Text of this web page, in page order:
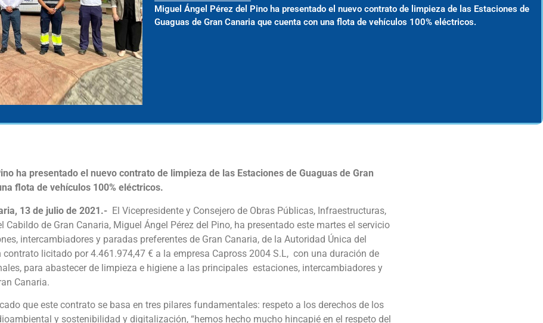
Miguel Ángel Pérez del Pino ha presentado el nuevo contrato de limpieza de las Estaciones de
Guaguas de Gran Canaria que cuenta con una flota de vehículos 100% eléctricos.
ha presentado el nuevo contrato de limpieza de las Estaciones de Guaguas de Gran
flota de vehículos 100% eléctricos.
13 de julio de 2021.- El Vicepresidente y Consejero de Obras Públicas, Infraestructuras,
Cabildo de Gran Canaria, Miguel Ángel Pérez del Pino, ha presentado este martes el servicio
intercambiadores y paradas preferentes de Gran Canaria, de la Autoridad Única del
contrato licitado por 4.461.974,47 € a la empresa Capross 2004 S.L, con una duración de
para abastecer de limpieza e higiene a las principales estaciones, intercambiadores y
Canaria.
que este contrato se basa en tres pilares fundamentales: respeto a los derechos de los
y sostenibilidad y digitalización, “hemos hecho mucho hincapié en el respeto del